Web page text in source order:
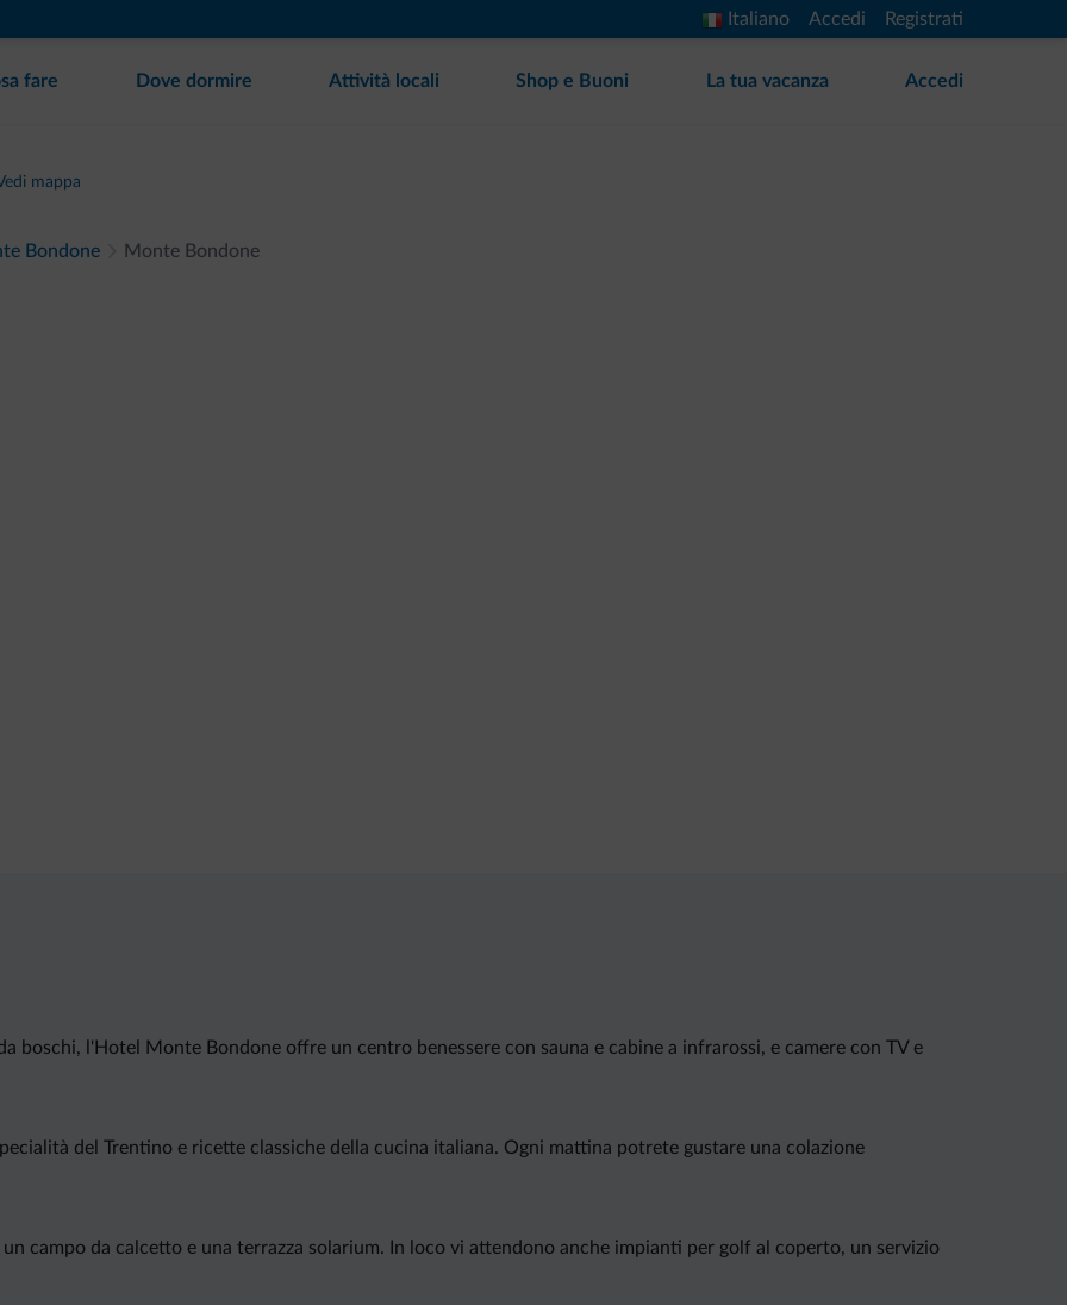
Italiano Accedi Registrati
fare Dove dormire Attività locali Shop e Buoni La tua vacanza Accedi
mappa
Bondone Monte Bondone
boschi, l'Hotel Monte Bondone offre un centro benessere con sauna e cabine a infrarossi, e camere con TV e
del Trentino e ricette classiche della cucina italiana. Ogni mattina potrete gustare una colazione
un campo da calcetto e una terrazza solarium. In loco vi attendono anche impianti per golf al coperto, un servizio